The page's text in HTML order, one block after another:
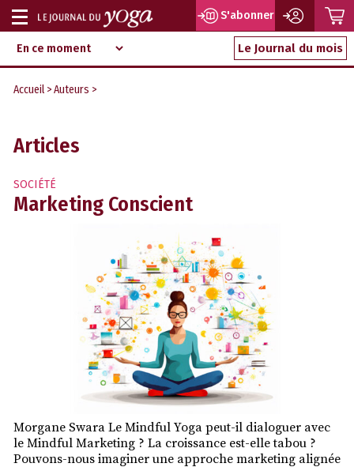
Aller
au
contenu
d‘information
indépendant
Afficher
ou
masquer
navigation
S'abonner
Le Journal du mois
Accueil >Auteurs >
Articles
SOCIÉTÉ
Marketing Conscient
Morgane Swara Le Mindful Yoga peut-il dialoguer avec
le Mindful Marketing ? La croissance est-elle tabou ?
Pouvons-nous imaginer une approche marketing alignée